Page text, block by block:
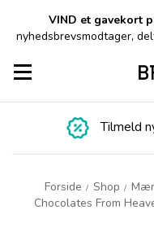
VIND et gavekort
nyhedsbrevsmodtager,
Toggle navigation
Tilmeld
Forside / Shop /
Chocolates From